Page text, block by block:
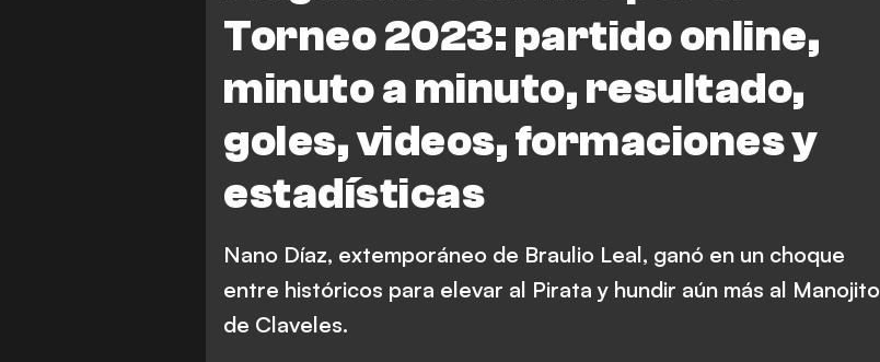
Torneo 2023: partido online,
minuto a minuto, resultado,
goles, videos, formaciones y
estadísticas
Nano Díaz, extemporáneo de Braulio Leal, ganó en un choque
entre históricos para elevar al Pirata y hundir aún más al Manojito
de Claveles.